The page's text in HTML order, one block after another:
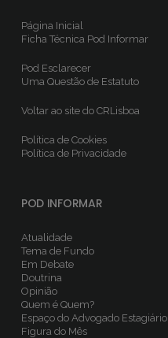
Página Inicial
Ficha TécnicaPod Informar
Pod Esclarecer
Uma Questão de Estatuto
Voltar ao site do CRLisboa
Política de Cookies
Política de Privacidade
POD INFORMAR
Atualidade
Tema de Fundo
Em Debate
Doutrina
Opinião
Quem é Quem?
Espaço do Advogado Estagiário
Figura do Mês